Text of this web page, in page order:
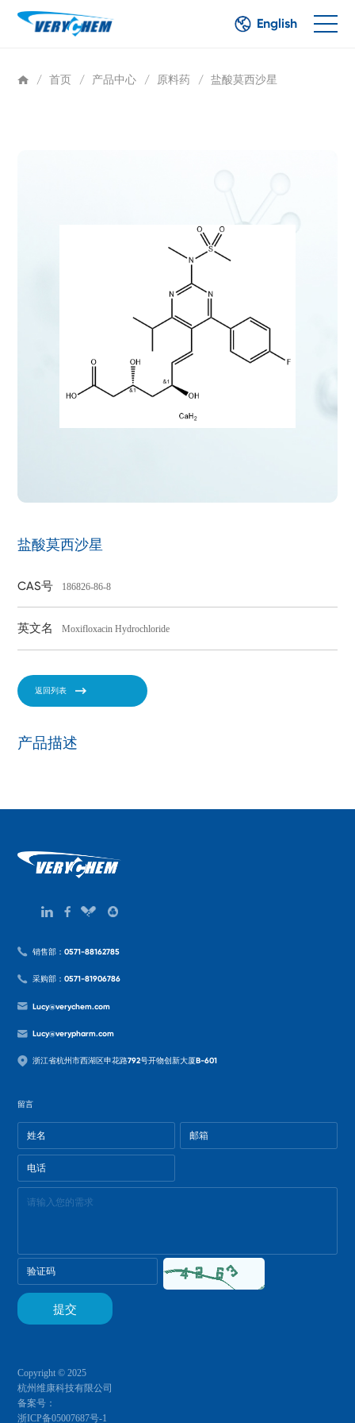
English
/ 首页 / 产品中心 / 原料药 / 盐酸莫西沙星
盐酸莫西沙星
CAS号 186826-86-8
英文名 Moxifloxacin Hydrochloride
返回列表
产品描述
销售部：0571-88162785
采购部：0571-81906786
Lucy@verychem.com
Lucy@verypharm.com
浙江省杭州市西湖区申花路792号开物创新大厦B-601
留言
Copyright © 2025
杭州维康科技有限公司
备案号：
浙ICP备05007687号-1